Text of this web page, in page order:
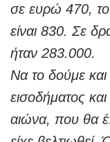
σε ευρώ 470,
είναι 830. Σε
ήταν 283.000.
Να το δούμε
εισοδήματος
αιώνα, που θα